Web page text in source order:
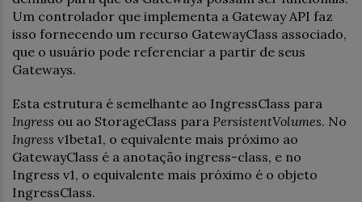
Um controlador que implementa a Gateway API faz
isso fornecendo um recurso GatewayClass associado,
que o usuário pode referenciar a partir de seus
Gateways.
Esta estrutura é semelhante ao IngressClass para
Ingress ou ao StorageClass para PersistentVolumes. No
Ingress v1beta1, o equivalente mais próximo ao
GatewayClass é a anotação ingress-class, e no
Ingress v1, o equivalente mais próximo é o objeto
IngressClass.